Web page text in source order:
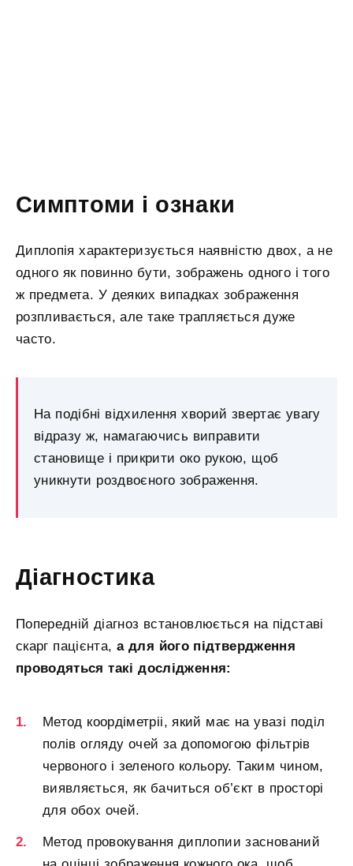
Симптоми і ознаки
Диплопія характеризується наявністю двох, а не
одного як повинно бути, зображень одного і того
ж предмета. У деяких випадках зображення
розпливається, але таке трапляється дуже
часто.
На подібні відхилення хворий звертає увагу
відразу ж, намагаючись виправити
становище і прикрити око рукою, щоб
уникнути роздвоєного зображення.
Діагностика
Попередній діагноз встановлюється на підставі
скарг пацієнта, а для його підтвердження
проводяться такі дослідження:
Метод коордіметріі, який має на увазі поділ
полів огляду очей за допомогою фільтрів
червоного і зеленого кольору. Таким чином,
виявляється, як бачиться об’єкт в просторі
для обох очей.
Метод провокування диплопии заснований